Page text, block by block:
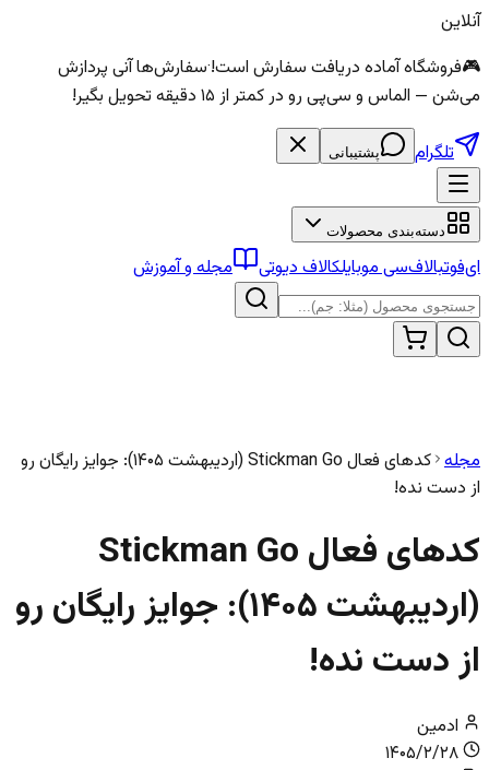
آنلاین
🎮فروشگاه آماده دریافت سفارش است!·سفارش‌ها آنی پردازش
می‌شن — الماس و سی‌پی رو در کمتر از ۱۵ دقیقه تحویل بگیر!
تلگرام پشتیبانی
دسته‌بندی محصولات
ای‌فوتبالاف‌سی موبایلکالاف دیوتی مجله و آموزش
مجله
کدهای فعال Stickman Go (اردیبهشت ۱۴۰۵): جوایز رایگان رو
از دست نده!
کدهای فعال Stickman Go
(اردیبهشت ۱۴۰۵): جوایز رایگان رو
از دست نده!
ادمین
۱۴۰۵/۲/۲۸